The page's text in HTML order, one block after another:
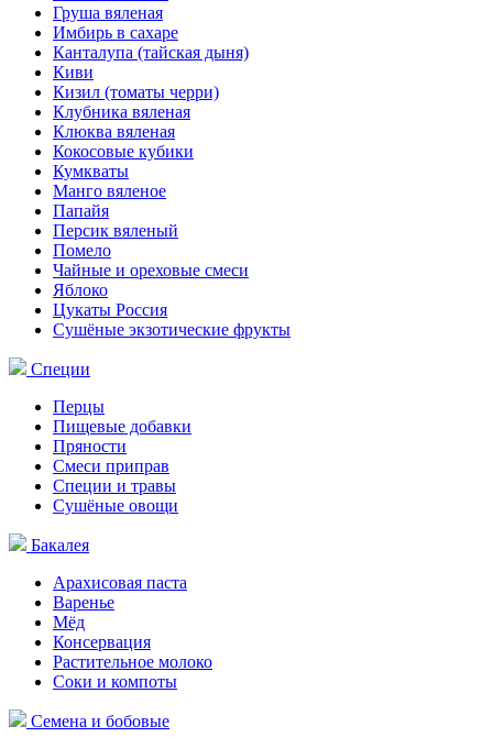
Груша вяленая
Имбирь в сахаре
Канталупа (тайская дыня)
Киви
Кизил (томаты черри)
Клубника вяленая
Клюква вяленая
Кокосовые кубики
Кумкваты
Манго вяленое
Папайя
Персик вяленый
Помело
Чайные и ореховые смеси
Яблоко
Цукаты Россия
Сушёные экзотические фрукты
Специи
Перцы
Пищевые добавки
Пряности
Смеси приправ
Специи и травы
Сушёные овощи
Бакалея
Арахисовая паста
Варенье
Мёд
Консервация
Растительное молоко
Соки и компоты
Семена и бобовые